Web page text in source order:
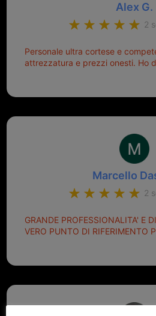
Alex G.
2
Personale ultra cortese e
attrezzatura e prezzi onesti. Ho
Marcello
2
GRANDE PROFESSIONALITA' E
VERO PUNTO DI RIFERIMENTO